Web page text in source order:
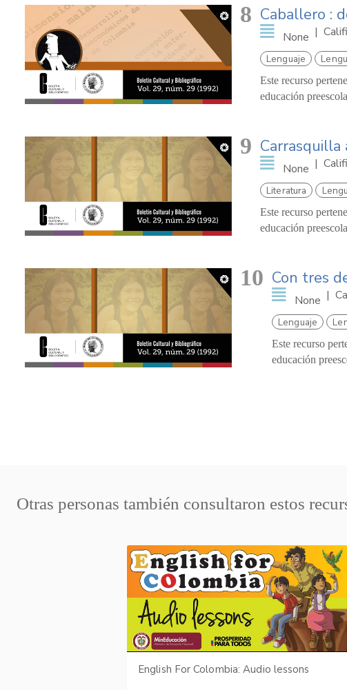
8 Caballero :
None |
Lenguaje
Este recurso
educación
9
None |
Literatura
Este recurso
educación
10 Con tres
None |
Lenguaje
Este recurso
educación
Otras personas también consultaron estos
English For Colombia: Audio lessons